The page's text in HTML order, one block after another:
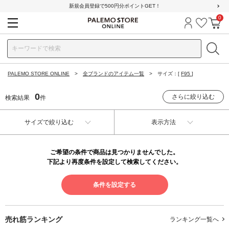
新規会員登録で500円分ポイントGET！
ログイン
お気に
カ
0
PALEMO STORE ONLINE 全ブランドのアイテム一覧 サイズ：[ F95 ]
検索結果 0件 さらに絞り込む
サイズで絞り込む 表示方法
ご希望の条件で商品は見つかりませんでした。
下記より再度条件を設定して検索してください。
条件を設定する
売れ筋ランキング ランキング一覧へ